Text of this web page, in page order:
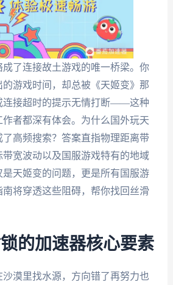
了连接故土游戏的唯一桥梁。你
游戏时间，却总被《天姬变》那
连接超时的提示无情打断——这种
者都深有体会。为什么国外玩天
高频搜索？答案直指物理距离带
宽波动以及国服游戏特有的地域
是天姬变的问题，更是所有国服游
将穿透这些阻碍，帮你找回丝滑
的加速器核心要素
漠里找水源，方向错了再努力也